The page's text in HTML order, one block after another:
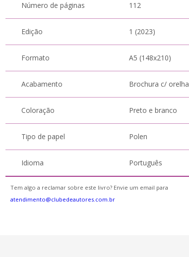
Número de páginas 112
Edição 1 (2023)
Formato A5 (148x210)
Acabamento Brochura c/ orelha
Coloração Preto e branco
Tipo de papel Polen
Idioma Português
Tem algo a reclamar sobre este livro? Envie um email para
atendimento@clubedeautores.com.br